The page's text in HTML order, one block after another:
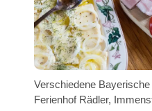
Verschiedene
Ferienhof Rädler,